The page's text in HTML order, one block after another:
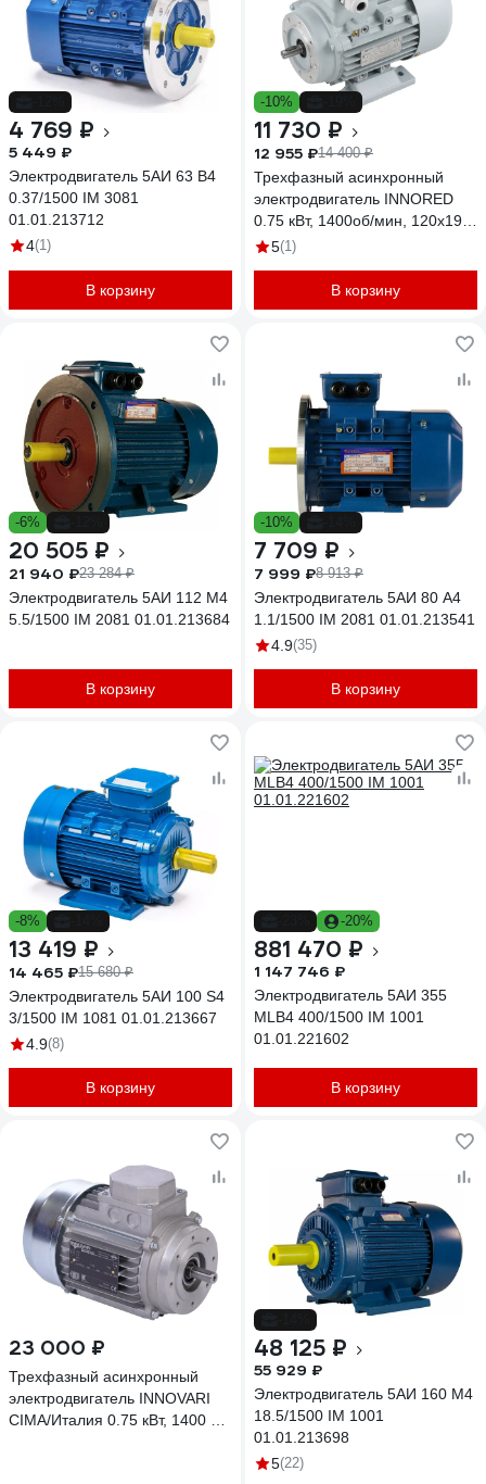
4 769 ₽
5 449 ₽
Электродвигатель 5АИ 63 В4
0.37/1500 IM 3081
01.01.213712
4(1)
В корзину
-10%
11 730 ₽
12 955 ₽14 400 ₽
Трехфазный асинхронный
электродвигатель INNORED
0.75 кВт, 1400об/мин, 120х19
мм, на лапах, схема
380 В/220 В, IP55 RM80M2-4
B34
5(1)
В корзину
-6%
20 505 ₽
21 940 ₽23 284 ₽
Электродвигатель 5АИ 112 М4
5.5/1500 IM 2081 01.01.213684
В корзину
-10%
7 709 ₽
7 999 ₽8 913 ₽
Электродвигатель 5АИ 80 А4
1.1/1500 IM 2081 01.01.213541
4.9(35)
В корзину
-8%
13 419 ₽
14 465 ₽15 680 ₽
Электродвигатель 5АИ 100 S4
3/1500 IM 1081 01.01.213667
4.9(8)
В корзину
-20%
881 470 ₽
1 147 746 ₽
Электродвигатель 5АИ 355
MLB4 400/1500 IM 1001
01.01.221602
В корзину
23 000 ₽
Трехфазный асинхронный
электродвигатель INNOVARI
CIMA/Италия 0.75 кВт, 1400 об/
48 125 ₽
55 929 ₽
Электродвигатель 5АИ 160 М4
18.5/1500 IM 1001
01.01.213698
5(22)